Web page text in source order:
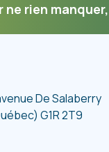
ne rien
De Salaberry
G1R 2T9